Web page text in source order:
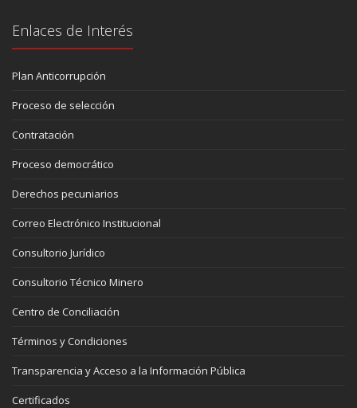
Enlaces de Interés
Plan Anticorrupción
Proceso de selección
Contratación
Proceso democrático
Derechos pecuniarios
Correo Electrónico Institucional
Consultorio Jurídico
Consultorio Técnico Minero
Centro de Conciliación
Términos y Condiciones
Transparencia y Acceso a la Información Pública
Certificados